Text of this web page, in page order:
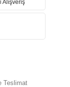
Alışveriş
Teslimat